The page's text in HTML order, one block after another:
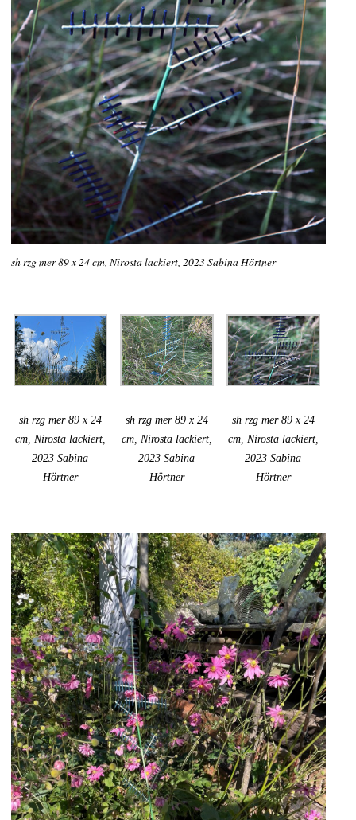
sh rzg mer 89 x 24 cm, Nirosta lackiert, 2023 Sabina Hörtner
sh rzg mer 89 x 24
cm, Nirosta lackiert,
2023 Sabina
Hörtner
sh rzg mer 89 x 24
cm, Nirosta lackiert,
2023 Sabina
Hörtner
sh rzg mer 89 x 24
cm, Nirosta lackiert,
2023 Sabina
Hörtner